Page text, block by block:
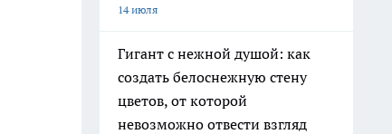
14 июля
Гигант с нежной душой: как
создать белоснежную стену
цветов, от которой
невозможно отвести взгляд